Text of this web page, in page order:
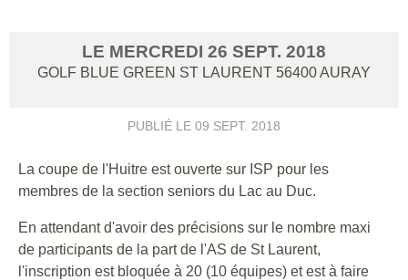
LE MERCREDI 26 SEPT. 2018
GOLF BLUE GREEN ST LAURENT 56400AURAY
PUBLIÉ LE 09 SEPT. 2018
La coupe de l'Huitre est ouverte sur ISP pour les
membres de la section seniors du Lac au Duc.
En attendant d'avoir des précisions sur le nombre maxi
de participants de la part de l'AS de St Laurent,
l'inscription est bloquée à 20 (10 équipes) et est à faire